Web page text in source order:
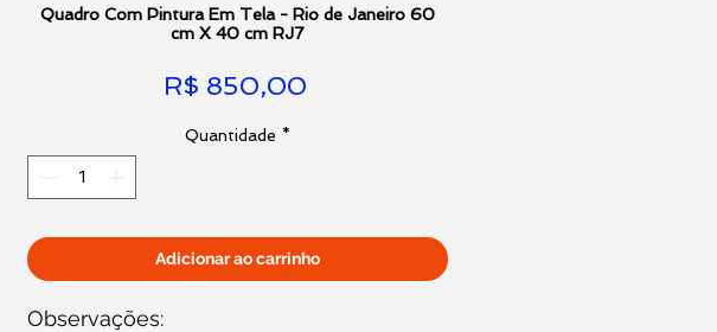
Quadro Com Pintura Em Tela - Rio de Janeiro 60
cm X 40 cm RJ7
R$ 850,00Preço
Quantidade *
Adicionar ao carrinho
Observações: